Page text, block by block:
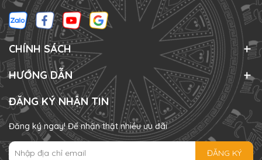
CHÍNH SÁCH
HƯỚNG DẪN
ĐĂNG KÝ NHẬN TIN
Đăng ký ngay! Để nhận thật nhiều ưu đãi
ĐĂNG KÝ